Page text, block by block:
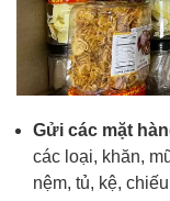
Gửi các mặt
các loại, khăn,
nệm, tủ, kệ,